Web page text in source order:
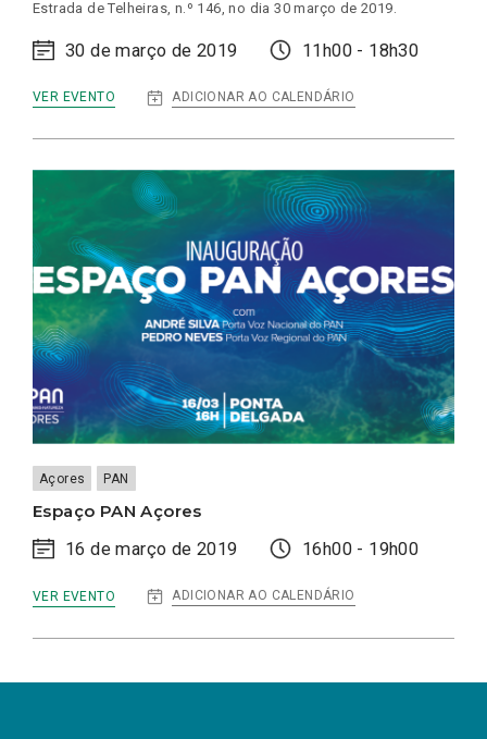
Estrada de Telheiras, n.º 146, no dia 30 março de 2019.
30 de março de 2019 11h00 - 18h30
VER EVENTO ADICIONAR AO CALENDÁRIO
:
VII
PAN
Açores PAN
Espaço PAN Açores
16 de março de 2019
16h00 - 19h00
VER EVENTO ADICIONAR AO CALENDÁRIO
:
ESPAÇO
AÇORES